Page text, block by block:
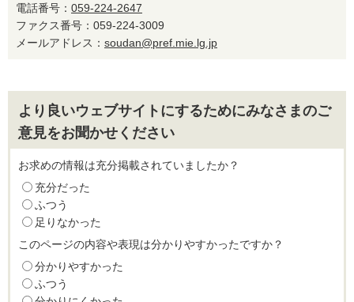
電話番号： 059-224-2647
ファクス番号：059-224-3009
メールアドレス： soudan@pref.mie.lg.jp
より良いウェブサイトにするためにみなさまのご
意見をお聞かせください
お求めの情報は充分掲載されていましたか？
充分だった
ふつう
足りなかった
このページの内容や表現は分かりやすかったですか？
分かりやすかった
ふつう